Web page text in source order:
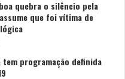
quebra o silêncio pela
que foi vítima de
tem programação definida